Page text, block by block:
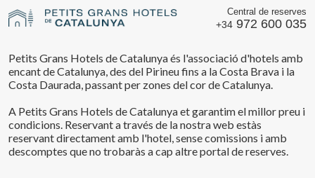
Central de reserves
+34 972 600 035
Petits Grans Hotels de Catalunya és l'associació d'hotels amb
encant de Catalunya, des del Pirineu fins a la Costa Brava i la
Costa Daurada, passant per zones del cor de Catalunya.
A Petits Grans Hotels de Catalunya et garantim el millor preu i
condicions. Reservant a través de la nostra web estàs
reservant directament amb l'hotel, sense comissions i amb
descomptes que no trobaràs a cap altre portal de reserves.